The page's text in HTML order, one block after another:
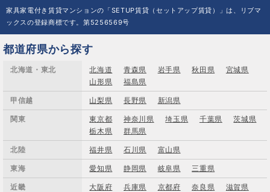
家具家電付き賃貸マンションの「SETUP賃貸（セットアップ賃貸）」は、リブマ
ックスの登録商標です。第5256569号
都道府県から探す
北海道・東北 北海道 青森県 岩手県 秋田県
宮城県
山形県
福島県
甲信越 山梨県 長野県 新潟県
関東 東京都 神奈川県 埼玉県 千葉県
茨城県
栃木県
群馬県
北陸 福井県 石川県 富山県
東海 愛知県 静岡県 岐阜県 三重県
近畿 大阪府 兵庫県 京都府 奈良県
滋賀県